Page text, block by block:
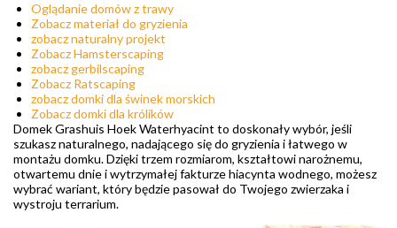
Oglądanie domów z trawy
Zobacz materiał do gryzienia
zobacz naturalny projekt
Zobacz Hamsterscaping
zobacz gerbilscaping
Zobacz Ratscaping
zobacz domki dla świnek morskich
Zobacz domki dla królików
Domek Grashuis Hoek Waterhyacint to doskonały wybór, jeśli
szukasz naturalnego, nadającego się do gryzienia i łatwego w
montażu domku. Dzięki trzem rozmiarom, kształtowi narożnemu,
otwartemu dnie i wytrzymałej fakturze hiacynta wodnego, możesz
wybrać wariant, który będzie pasował do Twojego zwierzaka i
wystroju terrarium.